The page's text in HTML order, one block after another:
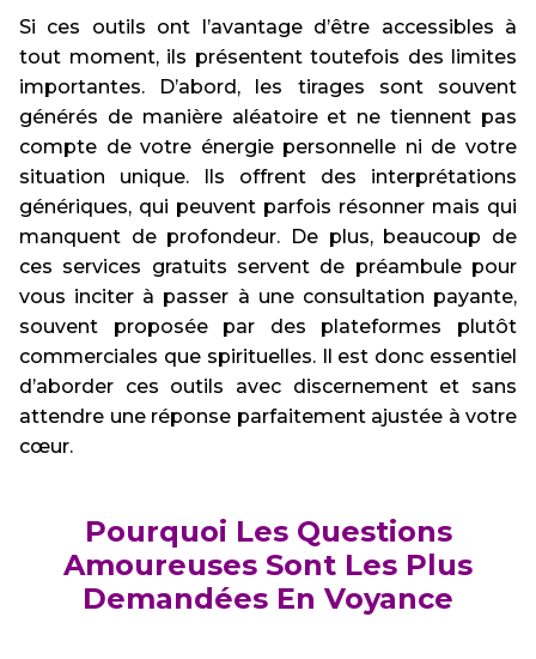
Si ces outils ont l’avantage d’être accessibles à
tout moment, ils présentent toutefois des limites
importantes. D’abord, les tirages sont souvent
générés de manière aléatoire et ne tiennent pas
compte de votre énergie personnelle ni de votre
situation unique. Ils offrent des interprétations
génériques, qui peuvent parfois résonner mais qui
manquent de profondeur. De plus, beaucoup de
ces services gratuits servent de préambule pour
vous inciter à passer à une consultation payante,
souvent proposée par des plateformes plutôt
commerciales que spirituelles. Il est donc essentiel
d’aborder ces outils avec discernement et sans
attendre une réponse parfaitement ajustée à votre
cœur.
Pourquoi Les Questions
Amoureuses Sont Les Plus
Demandées En Voyance